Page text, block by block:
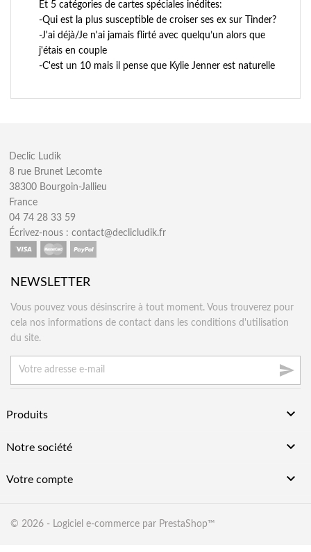
Et 5 catégories de cartes spéciales inédites:
-Qui est la plus susceptible de croiser ses ex sur Tinder?
-J'ai déjà/Je n'ai jamais flirté avec quelqu’un alors que
j'étais en couple
-C'est un 10 mais il pense que Kylie Jenner est naturelle
Declic Ludik
8 rue Brunet Lecomte
38300 Bourgoin-Jallieu
France
04 74 28 33 59
Écrivez-nous :contact@declicludik.fr
NEWSLETTER
Vous pouvez vous désinscrire à tout moment. Vous trouverez pour
cela nos informations de contact dans les conditions d'utilisation
du site.

Produits 
Notre société 
Votre compte 
© 2026 - Logiciel e-commerce par PrestaShop™